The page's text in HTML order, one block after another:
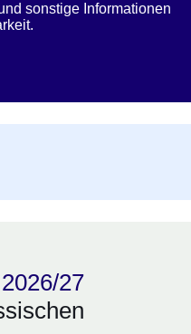
sonstige Informationen
27